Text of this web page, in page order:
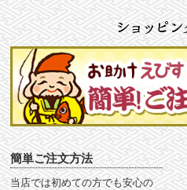
簡単ご注文方法
当店では初めての方でも安心の